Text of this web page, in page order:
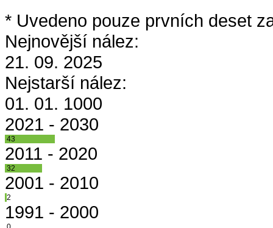
* Uvedeno pouze prvních deset
Nejnovější nález:
21. 09. 2025
Nejstarší nález:
01. 01. 1000
2021 - 2030
43
2011 - 2020
32
2001 - 2010
2
1991 - 2000